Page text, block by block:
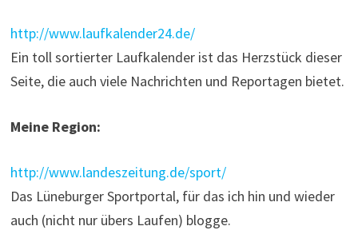
http://www.laufkalender24.de/
Ein toll sortierter Laufkalender ist das Herzstück dieser
Seite, die auch viele Nachrichten und Reportagen bietet.
Meine Region:
http://www.landeszeitung.de/sport/
Das Lüneburger Sportportal, für das ich hin und wieder
auch (nicht nur übers Laufen) blogge.